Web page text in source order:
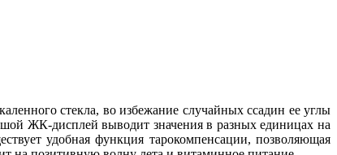
стекла, во избежание случайных ссадин ее углы
ЖК-дисплей выводит значения в разных единицах на
удобная функция тарокомпенсации, позволяющая